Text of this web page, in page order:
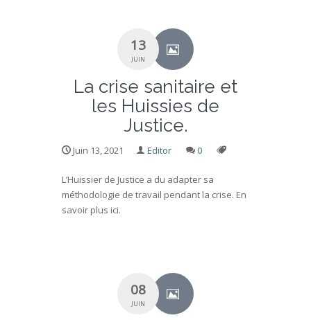
13
JUIN
La crise sanitaire et
les Huissies de
Justice.
Juin 13, 2021 Editor 0
L’Huissier de Justice a du adapter sa
méthodologie de travail pendant la crise. En
savoir plus ici.
08
JUIN